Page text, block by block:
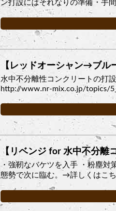
ン打設にはそれなりの準備・
【レッドオーシャン→ブル
水中不分離性コンクリートの打
http://www.nr-mix.co.jp/topics/
【リベンジ for 水中不分離
・強靭なバケツを入手 ・粉塵
態勢で次に臨む。→詳しくはこ